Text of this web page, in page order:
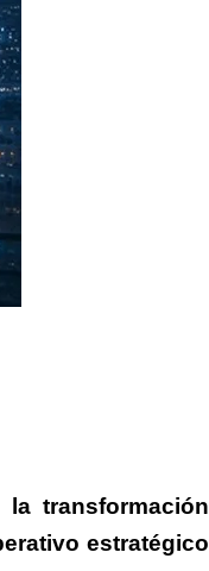
transformación
estratégico